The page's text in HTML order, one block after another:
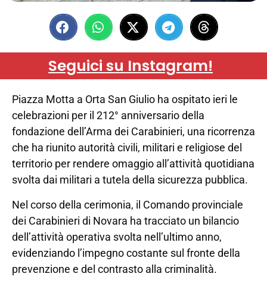
Seguici su Instagram!
Piazza Motta a Orta San Giulio ha ospitato ieri le
celebrazioni per il 212° anniversario della
fondazione dell’Arma dei Carabinieri, una ricorrenza
che ha riunito autorità civili, militari e religiose del
territorio per rendere omaggio all’attività quotidiana
svolta dai militari a tutela della sicurezza pubblica.
Nel corso della cerimonia, il Comando provinciale
dei Carabinieri di Novara ha tracciato un bilancio
dell’attività operativa svolta nell’ultimo anno,
evidenziando l’impegno costante sul fronte della
prevenzione e del contrasto alla criminalità.